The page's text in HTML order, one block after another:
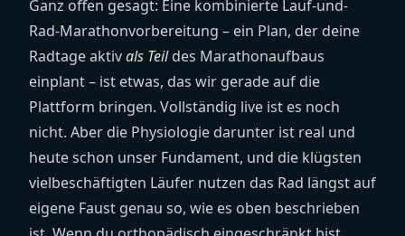
Ganz offen gesagt: Eine kombinierte Lauf-und-
Rad-Marathonvorbereitung – ein Plan, der deine
Radtage aktivals Teildes Marathonaufbaus
einplant – ist etwas, das wir gerade auf die
Plattform bringen. Vollständig live ist es noch
nicht. Aber die Physiologie darunter ist real und
heute schon unser Fundament, und die klügsten
vielbeschäftigten Läufer nutzen das Rad längst auf
eigene Faust genau so, wie es oben beschrieben